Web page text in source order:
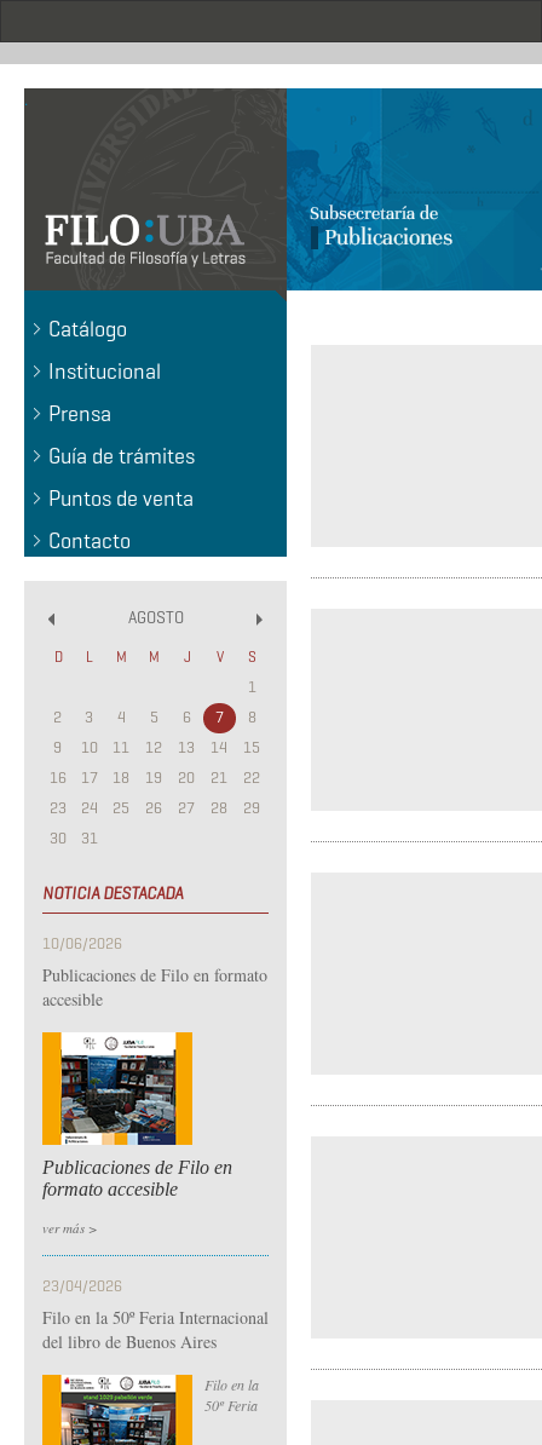
.
Catálogo
Institucional
Prensa
Guía de trámites
Puntos de venta
Contacto
AGOSTO
D L M M J V S
1
2
3 4 5 6 7
8
9
10 11 12 13 14
15
16
17 18 19 20 21
22
23
24 25 26 27 28
29
30
31
NOTICIA DESTACADA
10/06/2026
Publicaciones de Filo en formato
accesible
Publicaciones de Filo en
formato accesible
ver más >
23/04/2026
Filo en la 50º Feria Internacional
del libro de Buenos Aires
Filo en la
50º Feria